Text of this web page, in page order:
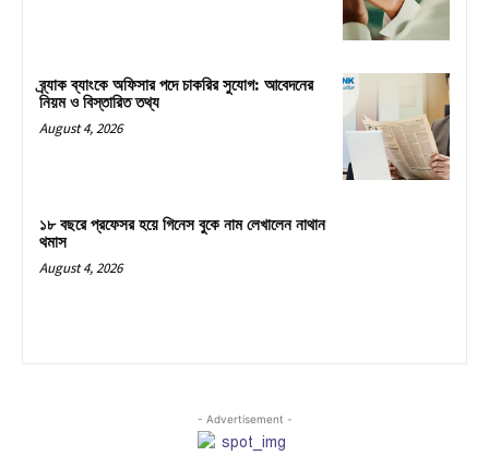
ব্র্যাক ব্যাংকে অফিসার পদে চাকরির সুযোগ: আবেদনের
নিয়ম ও বিস্তারিত তথ্য
August 4, 2026
১৮ বছরে প্রফেসর হয়ে গিনেস বুকে নাম লেখালেন নাথান
থমাস
August 4, 2026
- Advertisement -